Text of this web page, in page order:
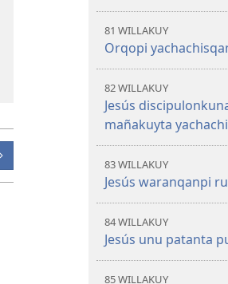
81 WILLAKUY
Orqopi
82 WILLAKUY
Jesús
mañakuyta
83 WILLAKUY
Jesús waranqanpi
84 WILLAKUY
Jesús unu patanta
85 WILLAKUY